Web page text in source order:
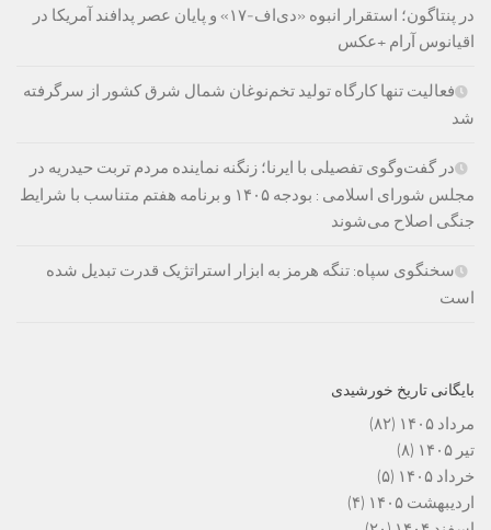
در پنتاگون؛ استقرار انبوه «دی‌اف‑۱۷» و پایان عصر پدافند آمریکا در
اقیانوس آرام +عکس
فعالیت تنها کارگاه تولید تخم‌نوغان شمال شرق کشور از سرگرفته
شد
در گفت‌وگوی تفصیلی با ایرنا؛ زنگنه نماینده مردم تربت حیدریه در
مجلس شورای اسلامی : بودجه ۱۴۰۵ و برنامه هفتم متناسب با شرایط
جنگی اصلاح می‌شوند
سخنگوی سپاه: تنگه هرمز به ابزار استراتژیک قدرت تبدیل شده
است
بایگانی تاریخ خورشیدی
مرداد ۱۴۰۵
(۸۲)
تیر ۱۴۰۵
(۸)
خرداد ۱۴۰۵
(۵)
اردیبهشت ۱۴۰۵
(۴)